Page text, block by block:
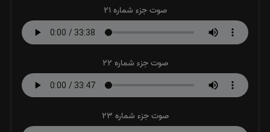
صوت جزء شماره 21
صوت جزء شماره 22
صوت جزء شماره 23